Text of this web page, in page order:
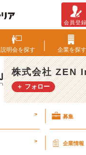
ケ
モ
ン
セ
ン
タ
#
会員登録
説明会を探す 企業を探す
株式会社 ZEN
＋ フォロー
> 募集
> 企業情報